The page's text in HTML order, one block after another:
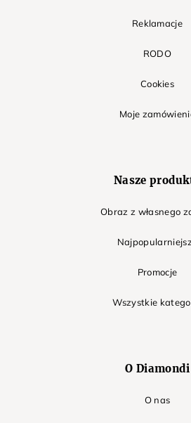
Reklamacje
RODO
Cookies
Moje
Nasze
Obraz z własnego
Promocje
Wszystkie
O Diamondi
O nas